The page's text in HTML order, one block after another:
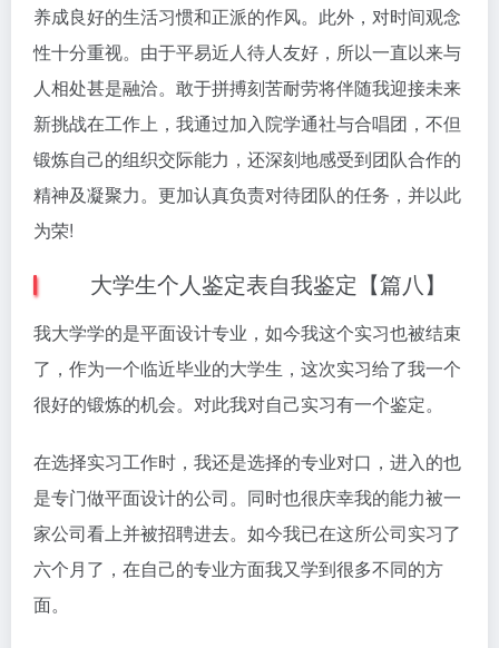
养成良好的生活习惯和正派的作风。此外，对时间观念
性十分重视。由于平易近人待人友好，所以一直以来与
人相处甚是融洽。敢于拼搏刻苦耐劳将伴随我迎接未来
新挑战在工作上，我通过加入院学通社与合唱团，不但
锻炼自己的组织交际能力，还深刻地感受到团队合作的
精神及凝聚力。更加认真负责对待团队的任务，并以此
为荣!
大学生个人鉴定表自我鉴定【篇八】
我大学学的是平面设计专业，如今我这个实习也被结束
了，作为一个临近毕业的大学生，这次实习给了我一个
很好的锻炼的机会。对此我对自己实习有一个鉴定。
在选择实习工作时，我还是选择的专业对口，进入的也
是专门做平面设计的公司。同时也很庆幸我的能力被一
家公司看上并被招聘进去。如今我已在这所公司实习了
六个月了，在自己的专业方面我又学到很多不同的方
面。